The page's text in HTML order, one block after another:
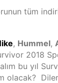
tüm
, Hummel,
2018
bu yıl
olacak?